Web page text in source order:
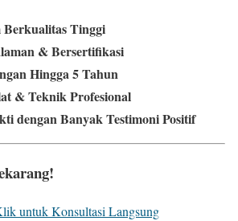
Tinggi
& Bersertifikasi
Hingga 5 Tahun
& Teknik Profesional
dengan Banyak Testimoni Positif
untuk Konsultasi Langsung